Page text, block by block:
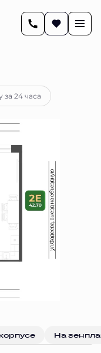
9 563 555 руб.
за 24 часа
На